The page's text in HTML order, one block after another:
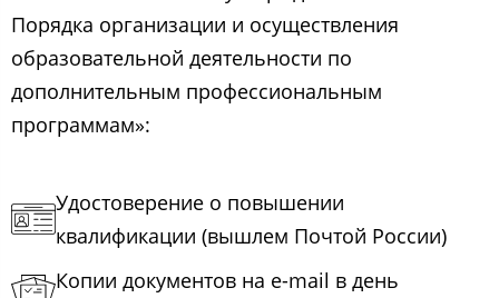
Порядка организации и осуществления
образовательной деятельности по
дополнительным профессиональным
программам»:
Удостоверение о повышении
квалификации (вышлем Почтой России)
Копии документов на e-mail в день